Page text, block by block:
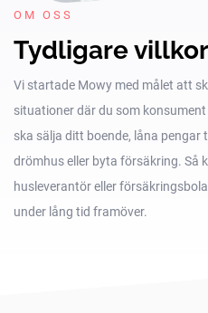
OM OSS
Tydligare villkor
Vi startade Mowy med målet att
situationer där du som
ska sälja ditt boende, låna
drömhus eller byta försäkring. Så
husleverantör eller
under lång tid framöver.